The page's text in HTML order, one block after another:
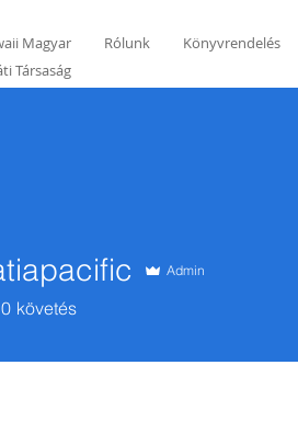
Magyar Rólunk Könyvrendelés
Társaság
Admin
0 követés